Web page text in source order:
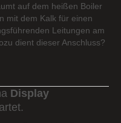
auf dem heißen Boiler
mit dem Kalk für einen
Leitungen am
dient dieser Anschluss?
Display